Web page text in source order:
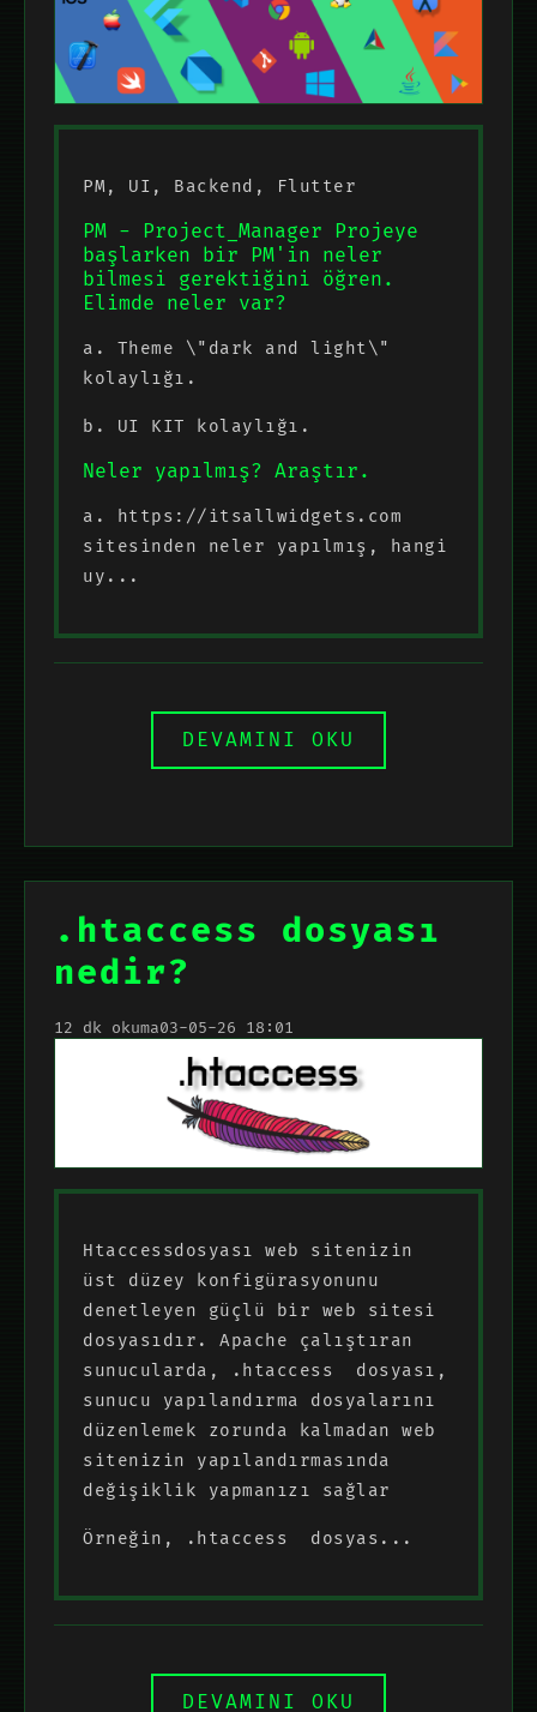
PM, UI, Backend, Flutter
PM - Project_Manager Projeye
başlarken bir PM'in neler
bilmesi gerektiğini öğren.
Elimde neler var?
a. Theme \"dark and light\"
kolaylığı.
b. UI KIT kolaylığı.
Neler yapılmış? Araştır.
a. https://itsallwidgets.com
sitesinden neler yapılmış, hangi
uy...
DEVAMINI OKU
.htaccess dosyası
nedir?
12 dk okuma03-05-26 18:01
Htaccessdosyası web sitenizin
üst düzey konfigürasyonunu
denetleyen güçlü bir web sitesi
dosyasıdır. Apache çalıştıran
sunucularda, .htaccess dosyası,
sunucu yapılandırma dosyalarını
düzenlemek zorunda kalmadan web
sitenizin yapılandırmasında
değişiklik yapmanızı sağlar
Örneğin, .htaccess dosyas...
DEVAMINI OKU